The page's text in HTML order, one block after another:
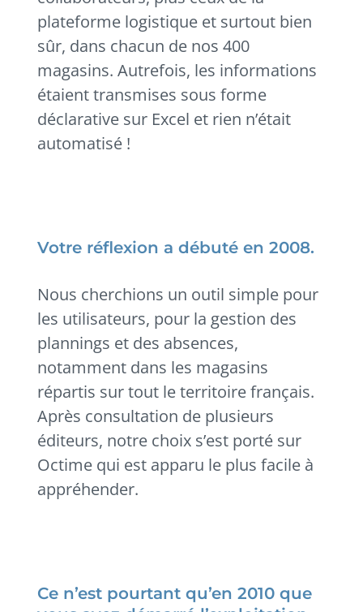
plateforme logistique et surtout bien
sûr, dans chacun de nos 400
magasins. Autrefois, les informations
étaient transmises sous forme
déclarative sur Excel et rien n’était
automatisé !
Votre réflexion a débuté en 2008.
Nous cherchions un outil simple pour
les utilisateurs, pour la gestion des
plannings et des absences,
notamment dans les magasins
répartis sur tout le territoire français.
Après consultation de plusieurs
éditeurs, notre choix s’est porté sur
Octime qui est apparu le plus facile à
appréhender.
Ce n’est pourtant qu’en 2010 que